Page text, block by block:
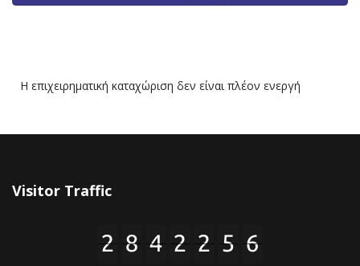
Η επιχειρηματική καταχώριση δεν είναι πλέον ενεργή
Visitor Traffic